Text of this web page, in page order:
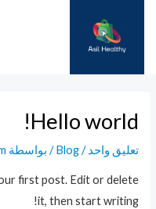
المحتوى
Hello world!
تعليق واحد /
Blog/ بواسطة
first post. Edit or delete
it, then start writing!